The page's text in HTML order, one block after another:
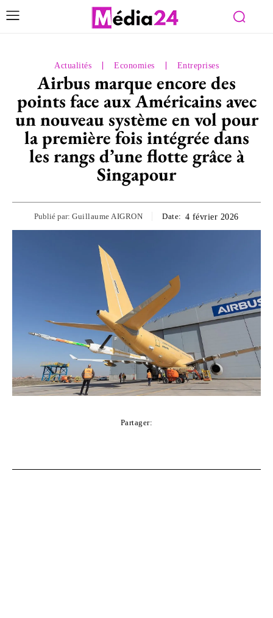
Actualités Economies Entreprises
Airbus marque encore des
points face aux Américains avec
un nouveau système en vol pour
la première fois intégrée dans
les rangs d’une flotte grâce à
Singapour
Publié par: Guillaume AIGRON Date: 4 février 2026
Partager: